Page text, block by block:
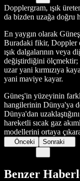
Dopplergram, ışık
da bizden uzağa doğru
En yaygın olarak
Buradaki fikir, Doppler
ışık dalgalarının veya
değiştirdiğini ölçmektir;
uzar yani kırmızıya
yani maviye kayar.
Güneş'in yüzeyinin
hangilerinin Dünya'ya
Dünya'dan
hareketli sıcak gaz
modellerini ortaya
Önceki Sonraki
Benzer